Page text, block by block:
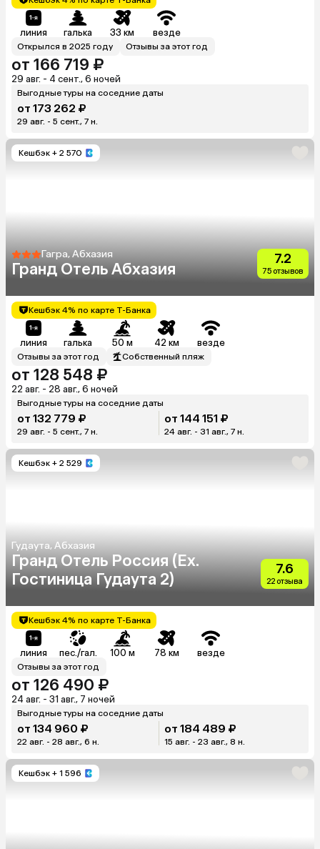
линия галька 33 км везде
Открылся в 2025 году Отзывы за этот год
от 166 719 ₽
29 авг. - 4 сент., 6 ночей
Выгодные туры на соседние даты
от 173 262 ₽
29 авг. - 5 сент., 7 н.
Кешбэк + 2 570
Гагра, Абхазия
Гранд Отель Абхазия
7.2
75 отзывов
Кешбэк 4% по карте Т-Банка
линия галька 50 м 42 км везде
Отзывы за этот год Собственный пляж
от 128 548 ₽
22 авг. - 28 авг., 6 ночей
Выгодные туры на соседние даты
от 132 779 ₽
29 авг. - 5 сент., 7 н.
от 144 151 ₽
24 авг. - 31 авг., 7 н.
Кешбэк + 2 529
Гудаута, Абхазия
Гранд Отель Россия (Ex.
Гостиница Гудаута 2)
7.6
22 отзыва
Кешбэк 4% по карте Т-Банка
линия пес./гал. 100 м 78 км везде
Отзывы за этот год
от 126 490 ₽
24 авг. - 31 авг., 7 ночей
Выгодные туры на соседние даты
от 134 960 ₽
22 авг. - 28 авг., 6 н.
от 184 489 ₽
15 авг. - 23 авг., 8 н.
Кешбэк + 1 596